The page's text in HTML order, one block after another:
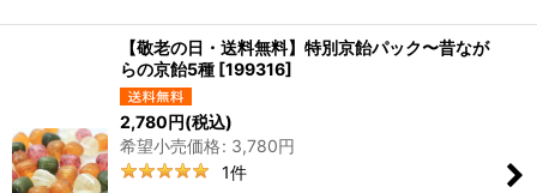
【敬老の日・送料無料】特別京飴パック〜昔なが
らの京飴5種 [199316]
2,780円(税込)
希望小売価格: 3,780円
1件